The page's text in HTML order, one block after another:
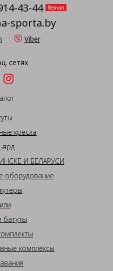
43-44
безнал
sporta.by
Viber
сетях
кресла
И БЕЛАРУСИ
оборудование
батуты
комплексы